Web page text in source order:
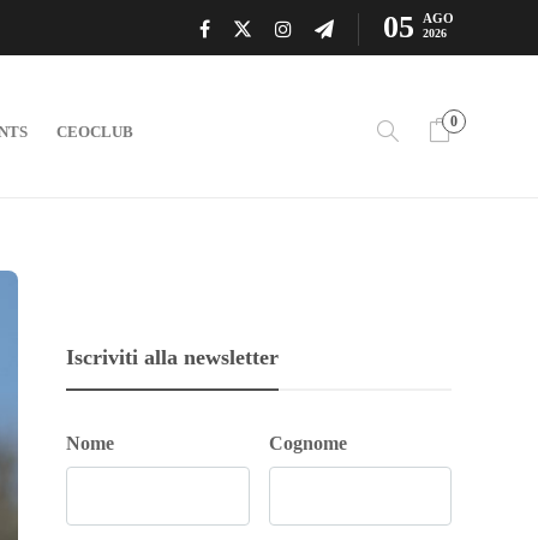
05 AGO
2026
CEOCLUB
0
Iscriviti alla newsletter
Nome Cognome